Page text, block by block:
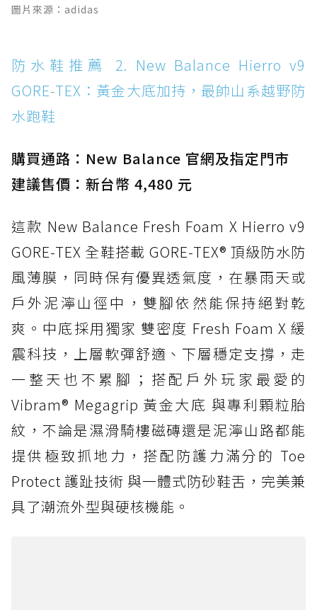
Boot：馬汀首款雨靴登場，經典八孔加上全防
防水鞋推薦 14. SKECHERS BADGER
WATERPROOF：一踩即穿懶人神器！搭載固特
異大底與全防水厚底健走鞋
防水鞋推薦 15. Brooks Cascadia 19 GTX：注
圖片來源：adidas
防水鞋推薦 2. New Balance Hierro v9
GORE-TEX：黃金大底加持，最帥山系越野防
水跑鞋
購買通路：New Balance 官網及指定門市
建議售價：新台幣 4,480 元
這款 New Balance Fresh Foam X Hierro v9
GORE-TEX 全鞋搭載 GORE-TEX® 頂級防水防
風薄膜，同時保有優異透氣度，在暴雨天或
戶外泥濘山徑中，雙腳依然能保持絕對乾
爽。中底採用獨家 雙密度 Fresh Foam X 緩
震科技，上層軟彈舒適、下層穩定支撐，走
一整天也不累腳；搭配戶外玩家最愛的
Vibram® Megagrip 黃金大底 與專利顆粒胎
紋，不論是濕滑騎樓磁磚還是泥濘山路都能
提供極致抓地力，搭配防護力滿分的 Toe
Protect 護趾技術 與一體式防砂鞋舌，完美兼
具了潮流外型與硬核機能。